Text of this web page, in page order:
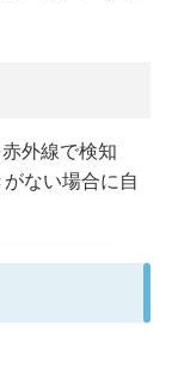
外線で検知
ない場合に自